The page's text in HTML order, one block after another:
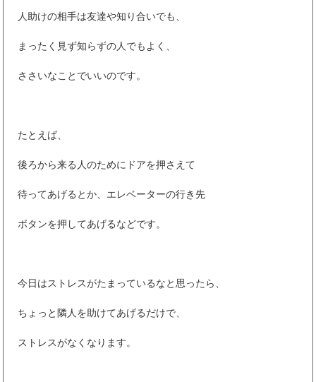
人助けの相手は友達や知り合いでも、
まったく見ず知らずの人でもよく、
ささいなことでいいのです。
たとえば、
後ろから来る人のためにドアを押さえて
待ってあげるとか、エレベーターの行き先
ボタンを押してあげるなどです。
今日はストレスがたまっているなと思ったら、
ちょっと隣人を助けてあげるだけで、
ストレスがなくなります。